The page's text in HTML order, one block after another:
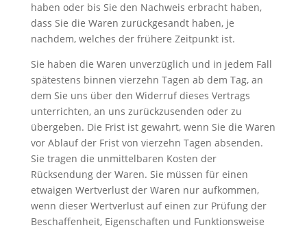
haben oder bis Sie den Nachweis erbracht haben,
dass Sie die Waren zurückgesandt haben, je
nachdem, welches der frühere Zeitpunkt ist.
Sie haben die Waren unverzüglich und in jedem Fall
spätestens binnen vierzehn Tagen ab dem Tag, an
dem Sie uns über den Widerruf dieses Vertrags
unterrichten, an uns zurückzusenden oder zu
übergeben. Die Frist ist gewahrt, wenn Sie die Waren
vor Ablauf der Frist von vierzehn Tagen absenden.
Sie tragen die unmittelbaren Kosten der
Rücksendung der Waren. Sie müssen für einen
etwaigen Wertverlust der Waren nur aufkommen,
wenn dieser Wertverlust auf einen zur Prüfung der
Beschaffenheit, Eigenschaften und Funktionsweise